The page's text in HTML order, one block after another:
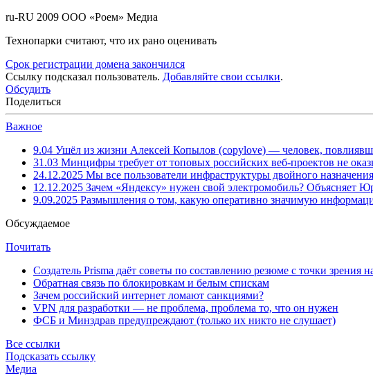
ru-RU 2009 ООО «Роем» Медиа
Технопарки считают, что их рано оценивать
Срок регистрации домена закончился
Ссылку подсказал пользователь. Добавляйте свои ссылки.
Обсудить
Поделиться
Важное
9.04 Ушёл из жизни Алексей Копылов (copylove) — человек,
31.03 Минцифры требует от топовых российских веб-проектов не
24.12.2025 Мы все пользователи инфраструктуры двойного назначения
12.12.2025 Зачем «Яндексу» нужен свой электромобиль? Объясняет
9.09.2025 Размышления о том, какую оперативно значимую
Обсуждаемое
Почитать
Создатель Prisma даёт советы по составлению резюме с точки зрения
Обратная связь по блокировкам и белым спискам
Зачем российский интернет ломают санкциями?
VPN для разработки — не проблема, проблема то, что он нужен
ФСБ и Минздрав предупреждают (только их никто не слушает)
Все ссылки
Подсказать ссылку
Медиа